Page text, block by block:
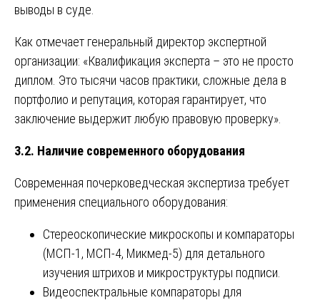
выводы в суде.
Как отмечает генеральный директор экспертной
организации: «Квалификация эксперта – это не просто
диплом. Это тысячи часов практики, сложные дела в
портфолио и репутация, которая гарантирует, что
заключение выдержит любую правовую проверку».
3.2. Наличие современного оборудования
Современная почерковедческая экспертиза требует
применения специального оборудования:
Стереоскопические микроскопы и компараторы
(МСП-1, МСП-4, Микмед-5) для детального
изучения штрихов и микроструктуры подписи.
Видеоспектральные компараторы для